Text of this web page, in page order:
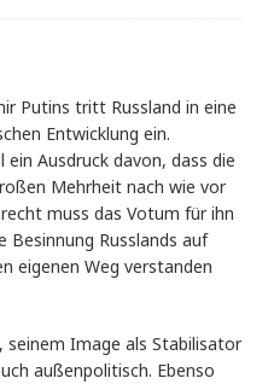
Putins tritt Russland in eine
Entwicklung ein.
Ausdruck davon, dass die
Mehrheit nach wie vor
muss das Votum für ihn
Besinnung Russlands auf
eigenen Weg verstanden
seinem Image als Stabilisator
außenpolitisch. Ebenso